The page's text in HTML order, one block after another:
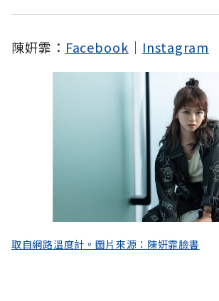
陳姸霏： Facebook ｜ Instagram
取自網路溫度計。圖片來源：陳姸霏臉書